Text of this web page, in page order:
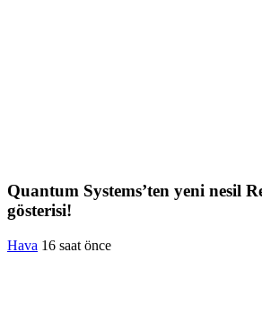
Quantum Systems’ten yeni nesil
gösterisi!
Hava 16 saat önce